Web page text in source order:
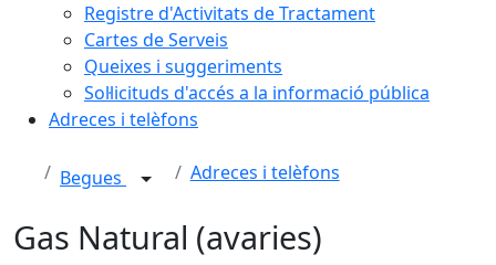
Registre d'Activitats de Tractament
Cartes de Serveis
Queixes i suggeriments
Sol·licituds d'accés a la informació pública
Adreces i telèfons
Begues Adreces i telèfons
Gas Natural (avaries)